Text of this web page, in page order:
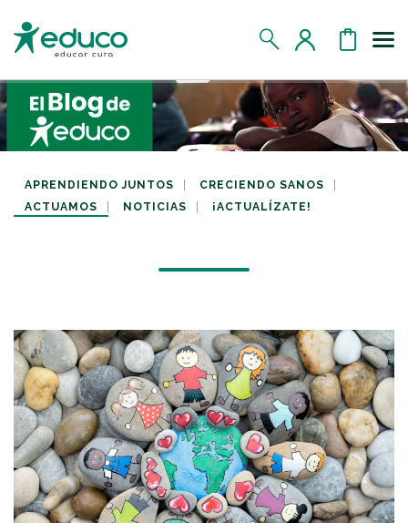
MIS DATOS
MIS APADRINADOS
MIS RETOS SOLIDARIOS
CERRAR SESIÓN
APRENDIENDO JUNTOS
CRECIENDO SANOS
ACTUAMOS
NOTICIAS ¡ACTUALÍZATE!